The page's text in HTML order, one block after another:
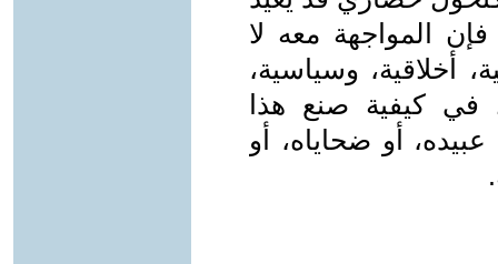
المواجهة معه لا
أخلاقية، وسياسية،
في كيفية صنع هذا
أو ضحاياه، أو